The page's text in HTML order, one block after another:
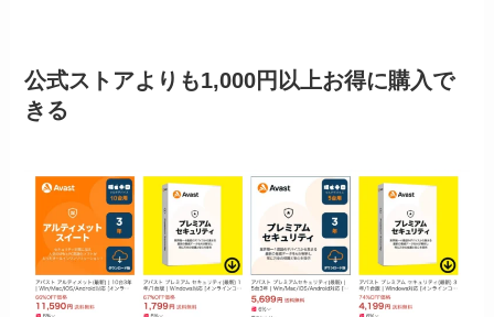
公式ストアよりも1,000円以上お得に購入で
きる